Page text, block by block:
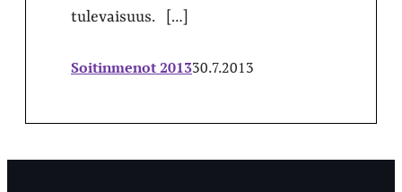
tulevaisuus. […]
Soitinmenot 201330.7.2013